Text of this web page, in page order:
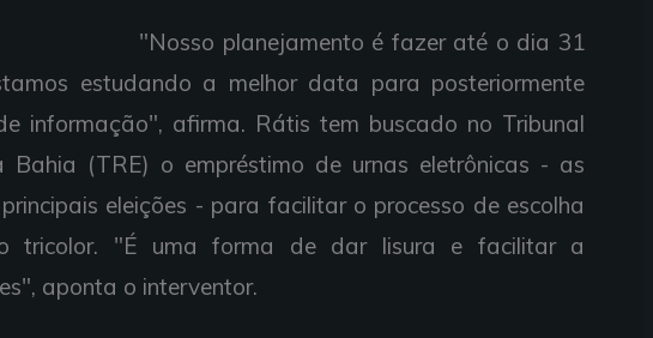
"Nosso planejamento é fazer até o dia 31
estudando a melhor data para posteriormente
informação", afirma. Rátis tem buscado no Tribunal
Bahia (TRE) o empréstimo de urnas eletrônicas - as
eleições - para facilitar o processo de escolha
tricolor. "É uma forma de dar lisura e facilitar a
aponta o interventor.